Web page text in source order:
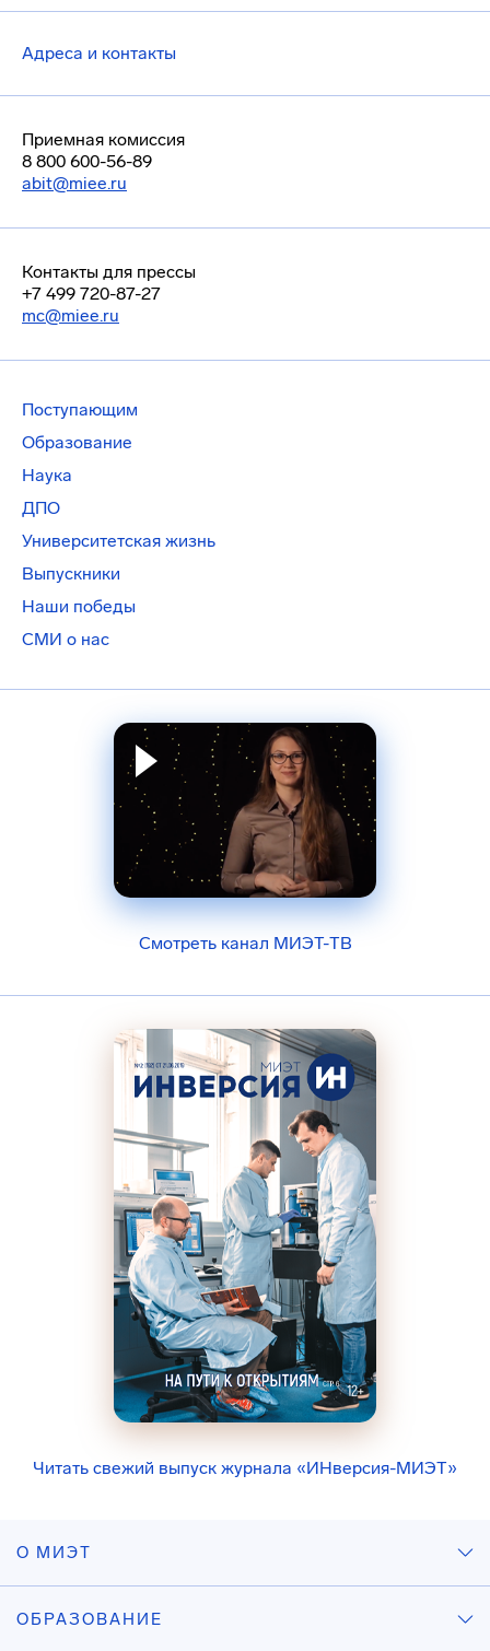
Адреса и контакты
Приемная комиссия
8 800 600-56-89
abit@miee.ru
Контакты для прессы
+7 499 720-87-27
mc@miee.ru
Поступающим
Образование
Наука
ДПО
Университетская жизнь
Выпускники
Наши победы
СМИ о нас
Смотреть канал МИЭТ-ТВ
Читать свежий выпуск журнала «ИНверсия-МИЭТ»
О МИЭТ
ОБРАЗОВАНИЕ